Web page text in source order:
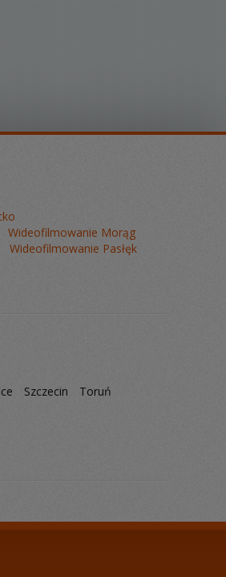
Wideofilmowanie Morąg
Wideofilmowanie Pasłęk
Szczecin
Toruń